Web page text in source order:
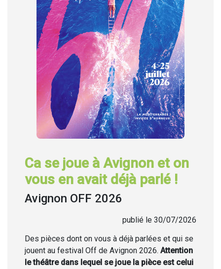
Ca se joue à Avignon et on
vous en avait déjà parlé !
Avignon OFF 2026
publié le 30/07/2026
Des pièces dont on vous à déjà parlées et qui se
jouent au festival Off de Avignon 2026. Attention
le théâtre dans lequel se joue la pièce est celui